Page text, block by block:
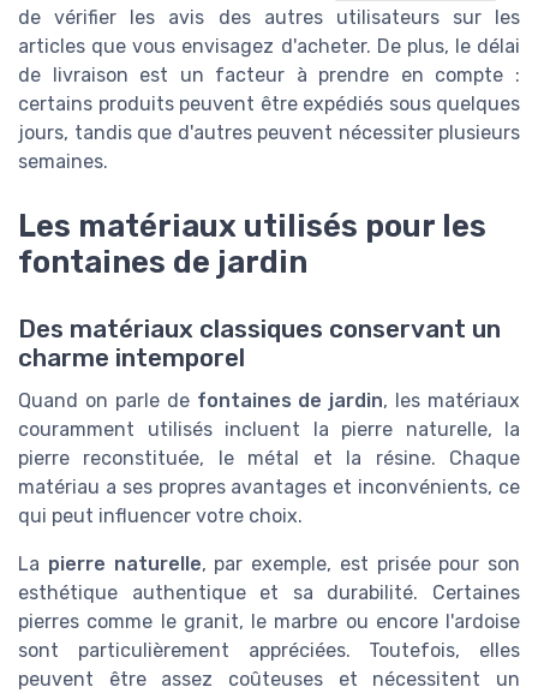
de vérifier les avis des autres utilisateurs sur les
articles que vous envisagez d'acheter. De plus, le délai
de livraison est un facteur à prendre en compte :
certains produits peuvent être expédiés sous quelques
jours, tandis que d'autres peuvent nécessiter plusieurs
semaines.
Les matériaux utilisés pour les
fontaines de jardin
Des matériaux classiques conservant un
charme intemporel
Quand on parle de fontaines de jardin, les matériaux
couramment utilisés incluent la pierre naturelle, la
pierre reconstituée, le métal et la résine. Chaque
matériau a ses propres avantages et inconvénients, ce
qui peut influencer votre choix.
La pierre naturelle, par exemple, est prisée pour son
esthétique authentique et sa durabilité. Certaines
pierres comme le granit, le marbre ou encore l'ardoise
sont particulièrement appréciées. Toutefois, elles
peuvent être assez coûteuses et nécessitent un